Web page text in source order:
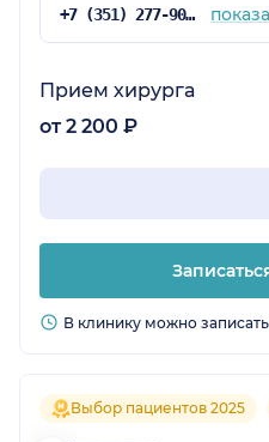
+7 (351) 277-90-54
Прием хирурга
от 2 200 ₽
В клинику можно
Выбор пациентов 2025